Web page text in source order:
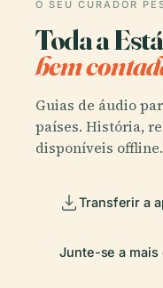
O SEU CURADOR
Toda a
bem
Guias de áudio
países. História,
disponíveis offline.
Transferir a
Junte-se a mais